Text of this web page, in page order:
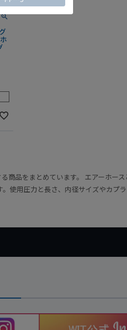
商品をまとめています。 エアーホー
使用圧力と長さ、内径サイズやカプ